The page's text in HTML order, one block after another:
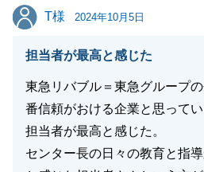
お引越し後や、その後のご生
と等ございましたらお気軽に
今後とも東急リバブルをご愛
閉じる
T様
T様 2024年10月5日
担当者が最高と感じた
東急リバブル＝東急グループ
番信頼がおける企業と思ってい
担当者が最高と感じた。
センター長の日々の教育と指